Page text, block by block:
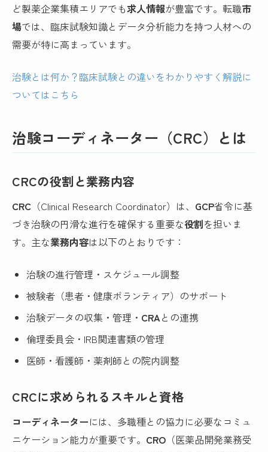
ど製薬企業集積エリアでも求人情報が豊富です。転職市
場では、臨床試験知識とデータ分析能力を持つ人材への
需要が特に高まっています。
治験とは何か？臨床試験との違いをわかりやすく解説に
ついてはこちら
治験コーディネーター（CRC）とは
CRCの役割と業務内容
CRC （Clinical Research Coordinator）は、 GCP省令に基
づき治験の円滑な進行を確保する重要な役割を担いま
す。主な業務内容は以下のとおりです：
治験の進行管理・スケジュール調整
被験者（患者・健康ボランティア）のサポート
治験データの収集・管理・ CRAとの連携
倫理委員会・IRB関連書類の管理
医師・看護師・薬剤師との院内調整
CRCに求められるスキルと資格
コーディネーターには、多職種との協力に必要なコミュ
ニケーション能力が重要です。 CRO （医薬品開発業務受